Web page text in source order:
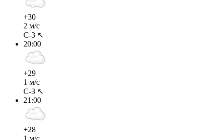
+30
2 м/с
С-З ↖
20:00
+29
1 м/с
С-З ↖
21:00
+28
1 м/с